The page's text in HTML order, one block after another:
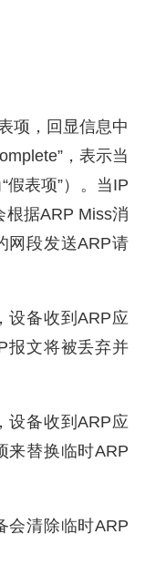
项，回显信息中
，表示当
假表项”）。当IP
根据ARP Miss消
网段发送ARP请
设备收到ARP应
报文将被丢弃并
设备收到ARP应
来替换临时ARP
会清除临时ARP